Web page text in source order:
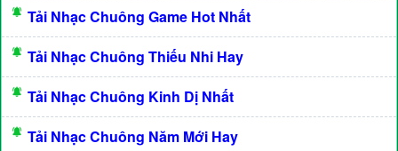
Tải Nhạc Chuông Game Hot Nhất
Tải Nhạc Chuông Thiếu Nhi Hay
Tải Nhạc Chuông Kinh Dị Nhất
Tải Nhạc Chuông Năm Mới Hay